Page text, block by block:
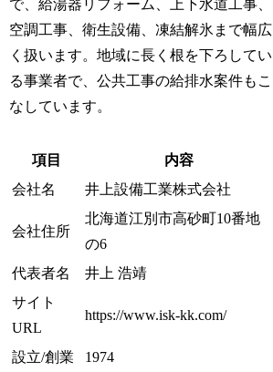
で、給湯器リフォーム、上下水道工事、
空調工事、衛生設備、凍結解氷まで幅広
く扱います。地域に長く根を下ろしてい
る事業者で、公共工事の給排水案件もこ
なしています。
項目
内容
会社名
井上設備工業株式会社
会社住所
北海道江別市高砂町10番地
の6
代表者名
井上 浩靖
サイト
URL
https://www.isk-kk.com/
設立/創業
1974